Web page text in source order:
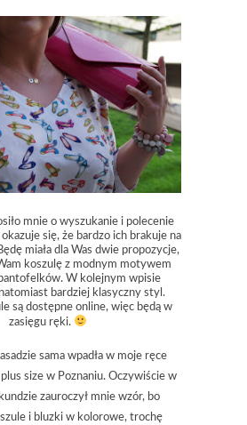
mnie o wyszukanie i polecenie
się, że bardzo ich brakuje na
miała dla Was dwie propozycje,
koszulę z modnym motywem
W kolejnym wpisie
bardziej klasyczny styl.
są dostępne online, więc będą w
zasięgu ręki.
sama wpadła w moje ręce
size w Poznaniu. Oczywiście w
zauroczył mnie wzór, bo
i bluzki w kolorowe, trochę